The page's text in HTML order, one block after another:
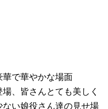
で華やかな場面
、皆さんとても美しく
い娘役さん達の見せ場